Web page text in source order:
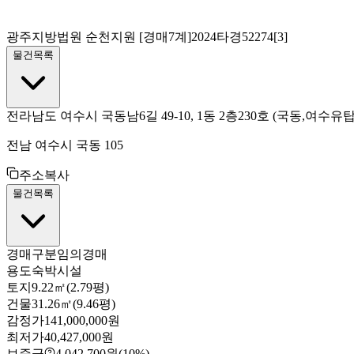
광주지방법원 순천지원 [경매7계]2024타경52274[3]
물건목록
전라남도 여수시 국동남6길 49-10, 1동 2층230호 (국동,여수유
전남 여수시 국동 105
주소복사
물건목록
경매구분임의경매
용도숙박시설
토지 9.22㎡(2.79평)
건물31.26㎡(9.46평)
감정가141,000,000원
최저가40,427,000원